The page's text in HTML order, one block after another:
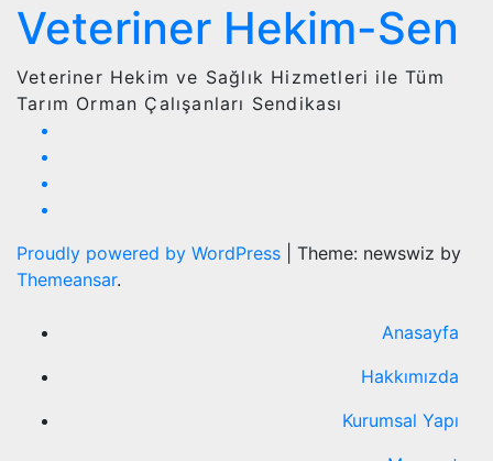
Veteriner Hekim-Sen
Veteriner Hekim ve Sağlık Hizmetleri ile Tüm
Tarım Orman Çalışanları Sendikası
Proudly powered by WordPress
Theme: newswiz by
Themeansar.
Anasayfa
Hakkımızda
Kurumsal Yapı